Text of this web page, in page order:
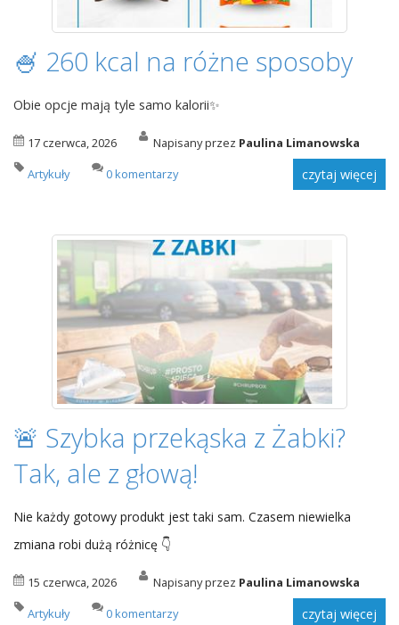
🍧 260 kcal na różne sposoby
Obie opcje mają tyle samo kalorii✨
17 czerwca, 2026 Napisany przez Paulina Limanowska
Artykuły
0 komentarzy czytaj więcej
🚨 Szybka przekąska z Żabki?
Tak, ale z głową!
Nie każdy gotowy produkt jest taki sam. Czasem niewielka
zmiana robi dużą różnicę 👇
15 czerwca, 2026 Napisany przez Paulina Limanowska
Artykuły
0 komentarzy czytaj więcej